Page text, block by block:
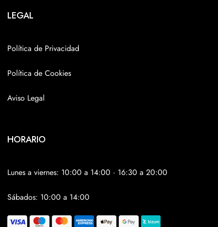
LEGAL
Política de Privacidad
Política de Cookies
Aviso Legal
HORARIO
Lunes a viernes: 10:00 a 14:00 · 16:30 a 20:00
Sábados: 10:00 a 14:00